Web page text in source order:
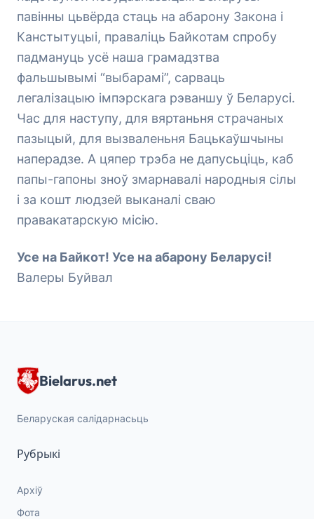
павінны цьвёрда стаць на абарону Закона і
Канстытуцыі, праваліць Байкотам спробу
падмануць усё наша грамадзтва
фальшывымі “выбарамі”, сарваць
легалізацыю імпэрскага рэваншу ў Беларусі.
Час для наступу, для вяртаньня страчаных
пазыцый, для вызваленьня Бацькаўшчыны
наперадзе. А цяпер трэба не дапусьціць, каб
папы-гапоны зноў змарнавалі народныя сілы
і за кошт людзей выканалі сваю
правакатарскую місію.
Усе на Байкот! Усе на абарону Беларусі!
Валеры Буйвал
Bielarus.net
Беларуская салідарнасьць
Рубрыкі
Архіў
Фота